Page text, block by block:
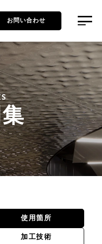
お問い合わせ
使用箇所
加工技術